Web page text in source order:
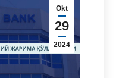
Okt
29
2024